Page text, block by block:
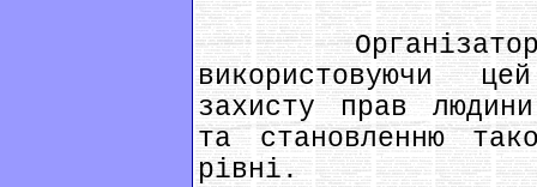
Організатори
використовуючи
захисту прав
та становленню
рівні.